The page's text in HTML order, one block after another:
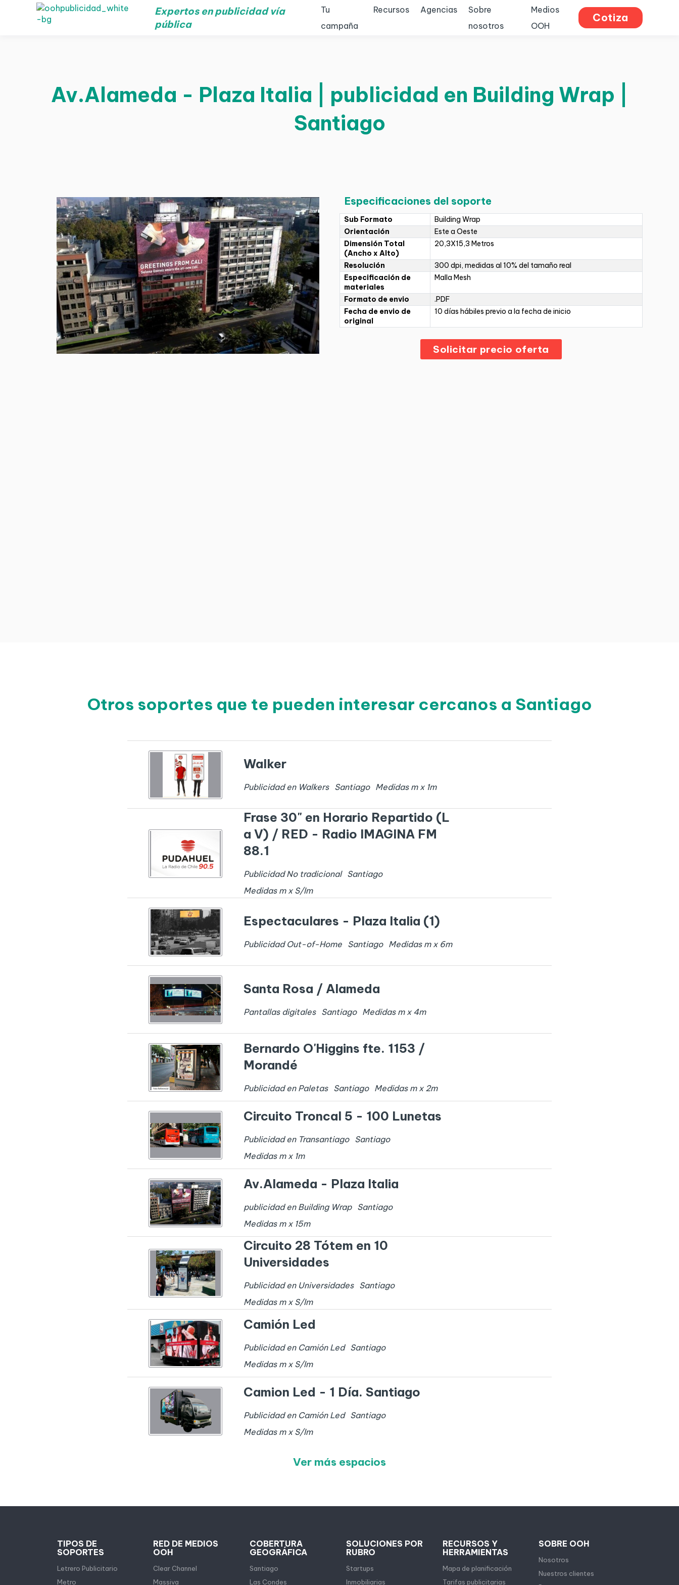
Expertos en publicidad vía
pública
Tu
campaña
Recursos Agencias
Sobre
nosotros
Medios
OOH
Cotiza
Av.Alameda - Plaza Italia | publicidad en Building Wrap |
Santiago
Especificaciones del soporte
Sub Formato
Building Wrap
Orientación
Este a Oeste
Dimensión Total
(Ancho x Alto)
20,3X15,3 Metros
Resolución
300 dpi, medidas al 10% del tamaño real
Especificación de
materiales
Malla Mesh
Formato de envio
.PDF
Fecha de envio de
original
10 días hábiles previo a la fecha de inicio
Solicitar precio oferta
Otros soportes que te pueden interesar cercanos a Santiago
Walker
Publicidad en Walkers Santiago Medidas m x 1m
Frase 30" en Horario Repartido (L
a V) / RED - Radio IMAGINA FM
88.1
Publicidad No tradicional Santiago
Medidas m x S/Im
Espectaculares - Plaza Italia (1)
Publicidad Out-of-Home Santiago Medidas m x 6m
Santa Rosa / Alameda
Pantallas digitales Santiago Medidas m x 4m
Bernardo O'Higgins fte. 1153 /
Morandé
Publicidad en Paletas Santiago Medidas m x 2m
Circuito Troncal 5 - 100 Lunetas
Publicidad en Transantiago Santiago
Medidas m x 1m
Av.Alameda - Plaza Italia
publicidad en Building Wrap Santiago
Medidas m x 15m
Circuito 28 Tótem en 10
Universidades
Publicidad en Universidades Santiago
Medidas m x S/Im
Camión Led
Publicidad en Camión Led Santiago
Medidas m x S/Im
Camion Led - 1 Día. Santiago
Publicidad en Camión Led Santiago
Medidas m x S/Im
Ver más espacios
TIPOS DE
SOPORTES
Letrero Publicitario
Metro
RED DE MEDIOS
OOH
Clear Channel
Massiva
COBERTURA
GEOGRÁFICA
Santiago
Las Condes
SOLUCIONES POR
RUBRO
Startups
Inmobiliarias
RECURSOS Y
HERRAMIENTAS
Mapa de planificación
Tarifas publicitarias
SOBRE OOH
Nosotros
Nuestros clientes